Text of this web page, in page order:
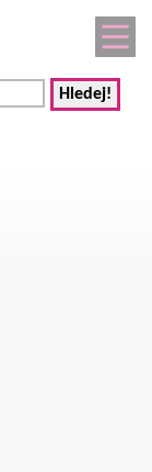
Hledej!